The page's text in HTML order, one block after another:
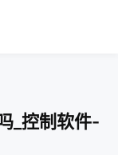
_控制软件-